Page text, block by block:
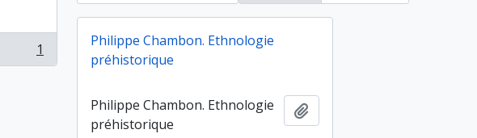
1
Philippe Chambon. Ethnologie
préhistorique
Philippe Chambon. Ethnologie
préhistorique